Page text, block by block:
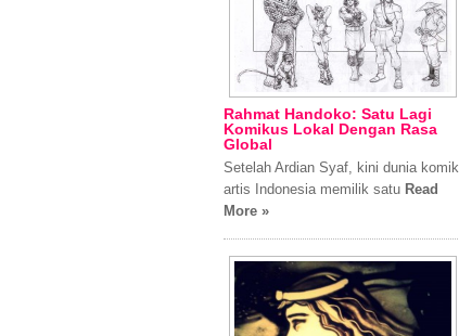
Rahmat Handoko: Satu Lagi
Komikus Lokal Dengan Rasa
Global
Setelah Ardian Syaf, kini dunia komik
artis Indonesia memilik satu Read
More »